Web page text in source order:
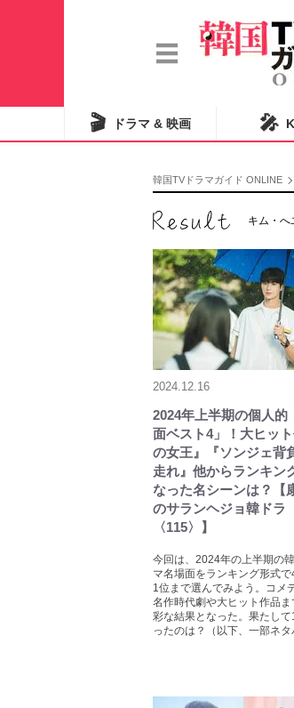
🎬 ドラマ & 映画 🎤
韓国TVドラマガイド ONLINE
キム・へ
2024.12.16
2024年上半期の個人的
面ベスト4」！大ヒッ
の女王』『ソンジェ背
走れ』他からランキン
なった名シーンは？【
のサランヘジョ韓ドラ
〈115〉】
今回は、2024年の上半期の
マ名場面をランキング形式で
1位まで選んでみよう。コメ
名作時代劇や大ヒット作品ま
彩な結果となった。果たして
ったのは？（以下、一部ネ